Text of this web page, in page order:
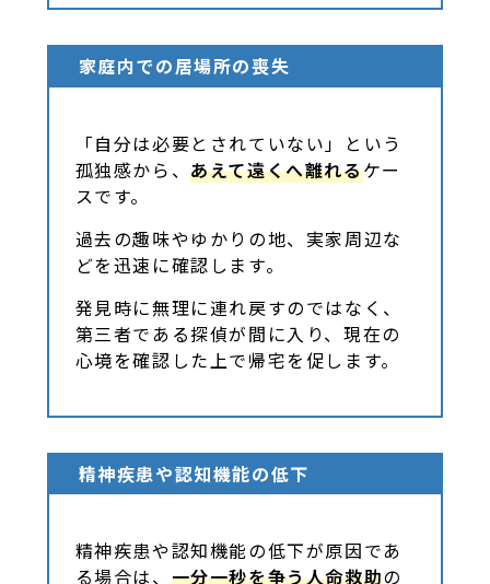
家庭内での居場所の喪失
「自分は必要とされていない」という
孤独感から、あえて遠くへ離れるケー
スです。
過去の趣味やゆかりの地、実家周辺な
どを迅速に確認します。
発見時に無理に連れ戻すのではなく、
第三者である探偵が間に入り、現在の
心境を確認した上で帰宅を促します。
精神疾患や認知機能の低下
精神疾患や認知機能の低下が原因であ
る場合は、 一分一秒を争う人命救助の